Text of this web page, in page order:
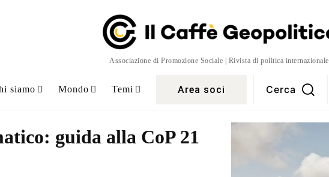
Associazione di Promozione Sociale | Rivista di politica internazionale
siamo Mondo Temi Area soci Cerca
guida alla CoP 21